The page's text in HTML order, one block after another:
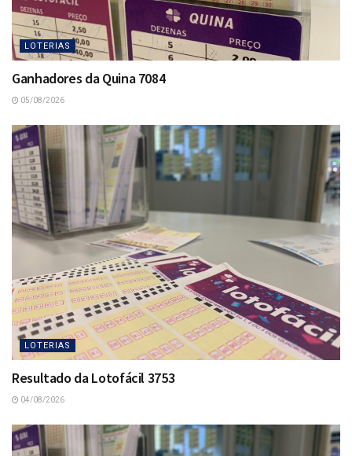
LOTERIAS
Ganhadores da Quina 7084
05/08/2026
LOTERIAS
Resultado da Lotofácil 3753
04/08/2026